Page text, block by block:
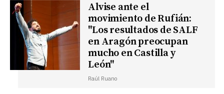
Alvise ante el
movimiento de Rufián:
"Los resultados de SALF
en Aragón preocupan
mucho en Castilla y
León"
Raúl Ruano